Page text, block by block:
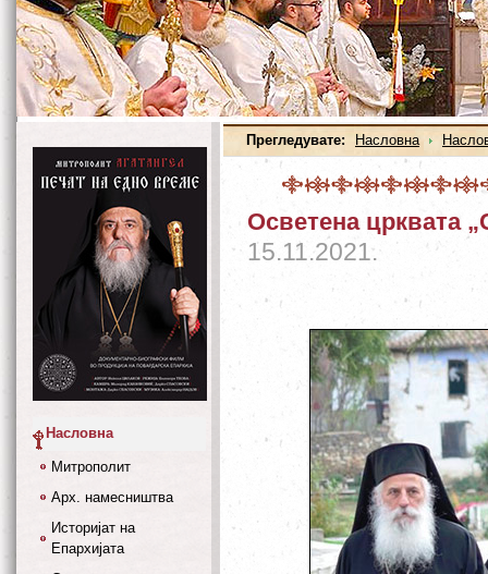
Прегледувате: Насловна
Осветена црквата
15.11.2021.
Насловна
Митрополит
Арх. намесништва
Историјат на
Епархијата